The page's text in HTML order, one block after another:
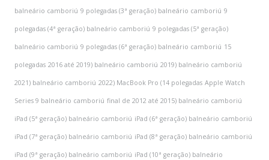
balneário camboriú 9 polegadas (3ª geração) balneário camboriú 9
polegadas (4ª geração) balneário camboriú 9 polegadas (5ª geração)
balneário camboriú 9 polegadas (6ª geração) balneário camboriú 15
polegadas 2016 até 2019) balneário camboriú 2019) balneário camboriú
2021) balneário camboriú 2022) MacBook Pro (14 polegadas Apple Watch
Series 9 balneário camboriú final de 2012 até 2015) balneário camboriú
iPad (5ª geração) balneário camboriú iPad (6ª geração) balneário camboriú
iPad (7ª geração) balneário camboriú iPad (8ª geração) balneário camboriú
iPad (9ª geração) balneário camboriú iPad (10ª geração) balneário